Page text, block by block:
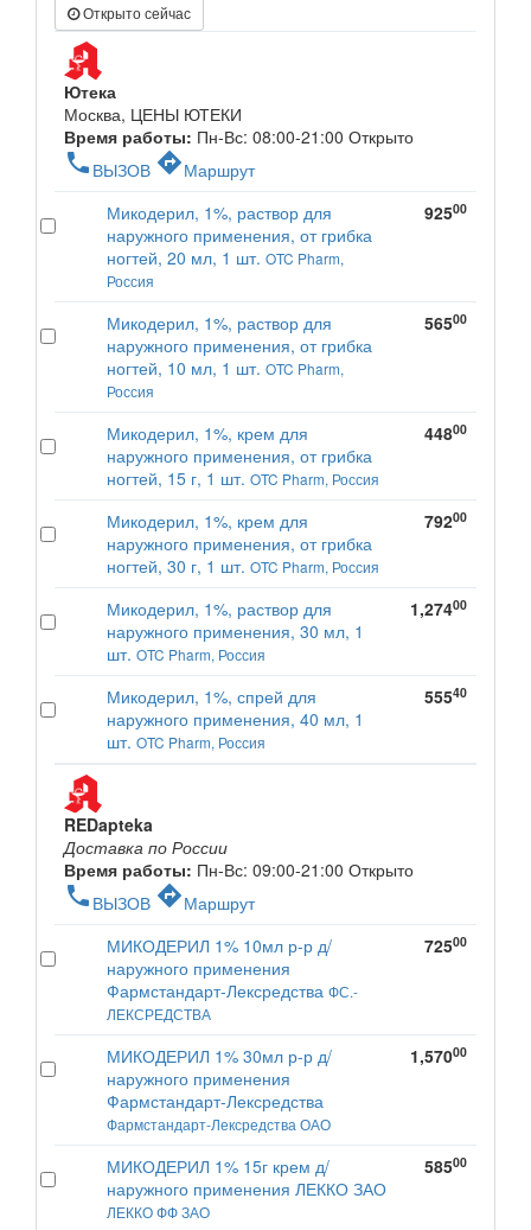
Открыто сейчас
Ютека
Москва, ЦЕНЫ ЮТЕКИ
Время работы: Пн-Вс: 08:00-21:00 Открыто
phone ВЫЗОВ directionsМаршрут
Микодерил, 1%, раствор для
наружного применения, от грибка
ногтей, 20 мл, 1 шт. OTC Pharm,
Россия
92500
Микодерил, 1%, раствор для
наружного применения, от грибка
ногтей, 10 мл, 1 шт. OTC Pharm,
Россия
56500
Микодерил, 1%, крем для
наружного применения, от грибка
ногтей, 15 г, 1 шт. OTC Pharm, Россия
44800
Микодерил, 1%, крем для
наружного применения, от грибка
ногтей, 30 г, 1 шт. OTC Pharm, Россия
79200
Микодерил, 1%, раствор для
наружного применения, 30 мл, 1
шт. OTC Pharm, Россия
1,27400
Микодерил, 1%, спрей для
наружного применения, 40 мл, 1
шт. OTC Pharm, Россия
55540
REDapteka
Доставка по России
Время работы: Пн-Вс: 09:00-21:00 Открыто
phone ВЫЗОВ directionsМаршрут
МИКОДЕРИЛ 1% 10мл р-р д/
наружного применения
Фармстандарт-Лексредства ФС.-
ЛЕКСРЕДСТВА
72500
МИКОДЕРИЛ 1% 30мл р-р д/
наружного применения
Фармстандарт-Лексредства
Фармстандарт-Лексредства ОАО
1,57000
МИКОДЕРИЛ 1% 15г крем д/
наружного применения ЛЕККО ЗАО
ЛЕККО ФФ ЗАО
58500